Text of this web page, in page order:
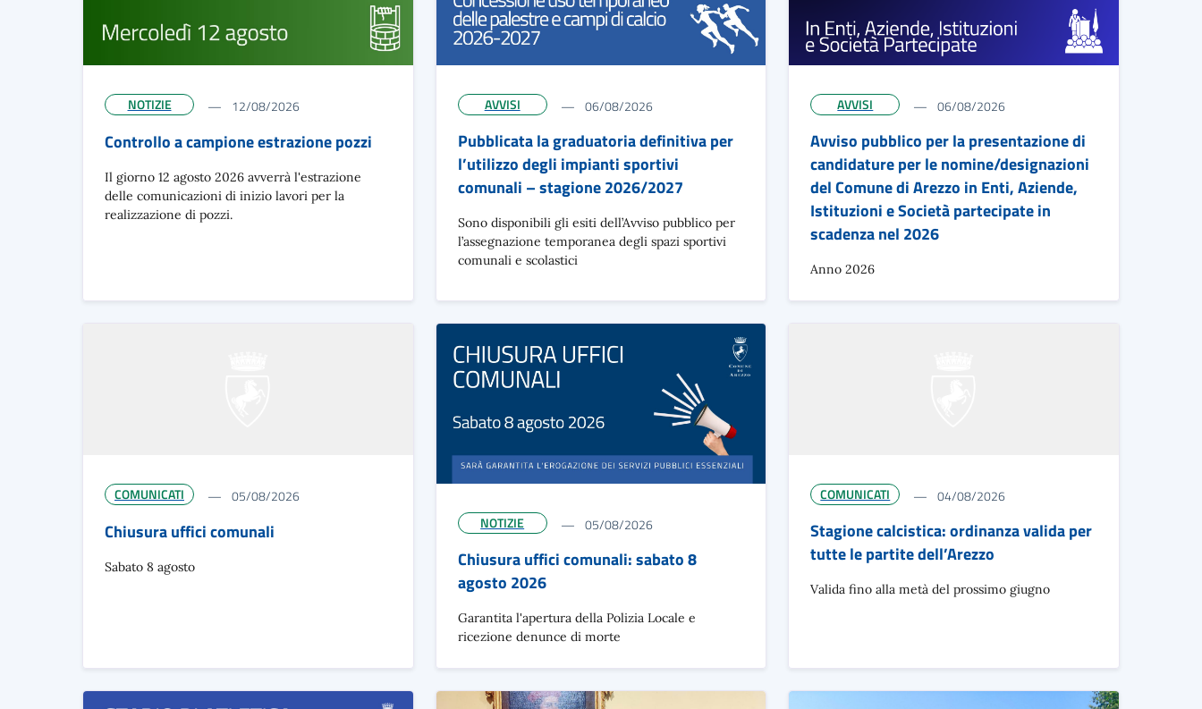
NOTIZIE 12/08/2026
Controllo a campione estrazione pozzi
Il giorno 12 agosto 2026 avverrà l'estrazione
delle comunicazioni di inizio lavori per la
realizzazione di pozzi.
AVVISI 06/08/2026
Pubblicata la graduatoria definitiva per
l’utilizzo degli impianti sportivi
comunali – stagione 2026/2027
Sono disponibili gli esiti dell’Avviso pubblico per
l’assegnazione temporanea degli spazi sportivi
comunali e scolastici
AVVISI 06/08/2026
Avviso pubblico per la presentazione di
candidature per le nomine/designazioni
del Comune di Arezzo in Enti, Aziende,
Istituzioni e Società partecipate in
scadenza nel 2026
Anno 2026
COMUNICATI 05/08/2026
Chiusura uffici comunali
Sabato 8 agosto
NOTIZIE 05/08/2026
Chiusura uffici comunali: sabato 8
agosto 2026
Garantita l'apertura della Polizia Locale e
ricezione denunce di morte
COMUNICATI 04/08/2026
Stagione calcistica: ordinanza valida per
tutte le partite dell’Arezzo
Valida fino alla metà del prossimo giugno